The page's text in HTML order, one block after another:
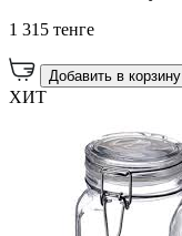
1 315 тенге
Добавить в корзину
ХИТ